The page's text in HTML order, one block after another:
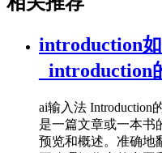
introduction
_introduction
ai输入法 Introduction
是一篇文章或一本书
预览和概述。准确地